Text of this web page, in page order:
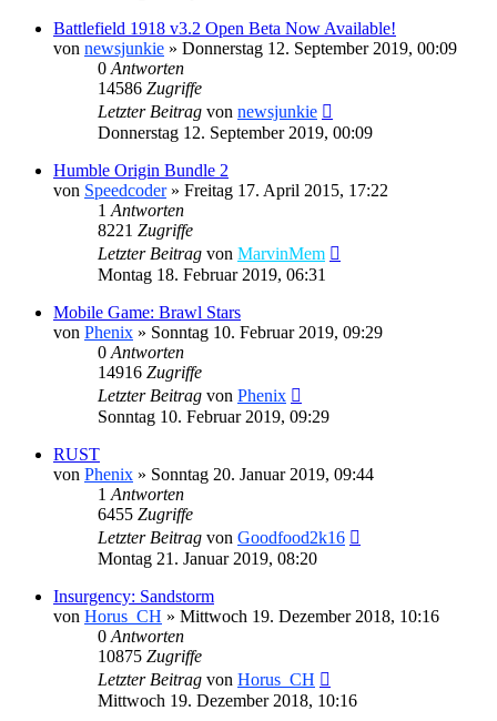
Battlefield 1918 v3.2 Open Beta Now Available!
von newsjunkie » Donnerstag 12. September 2019, 00:09
0 Antworten
14586 Zugriffe
Letzter Beitrag von newsjunkie
Donnerstag 12. September 2019, 00:09
Humble Origin Bundle 2
von Speedcoder» Freitag 17. April 2015, 17:22
1 Antworten
8221 Zugriffe
Letzter Beitrag von MarvinMem
Montag 18. Februar 2019, 06:31
Mobile Game: Brawl Stars
von Phenix » Sonntag 10. Februar 2019, 09:29
0 Antworten
14916 Zugriffe
Letzter Beitrag von Phenix
Sonntag 10. Februar 2019, 09:29
RUST
von Phenix » Sonntag 20. Januar 2019, 09:44
1 Antworten
6455 Zugriffe
Letzter Beitrag von Goodfood2k16
Montag 21. Januar 2019, 08:20
Insurgency: Sandstorm
von Horus_CH » Mittwoch 19. Dezember 2018, 10:16
0 Antworten
10875 Zugriffe
Letzter Beitrag von Horus_CH
Mittwoch 19. Dezember 2018, 10:16